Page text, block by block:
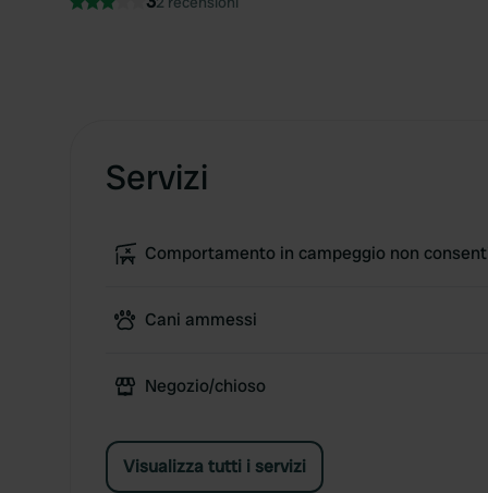
Servizi
Comportamento in campeggio non
Cani ammessi
Negozio/chioso
Visualizza tutti i servizi